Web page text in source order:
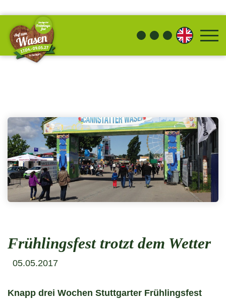
Frühlingsfest trotzt dem Wetter
05.05.2017
Knapp drei Wochen Stuttgarter Frühlingsfest